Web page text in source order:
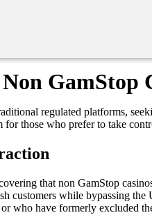
GamStop
regulated platforms,
those who prefer to take
that non GamStop
customers while bypassing
who have formerly excluded